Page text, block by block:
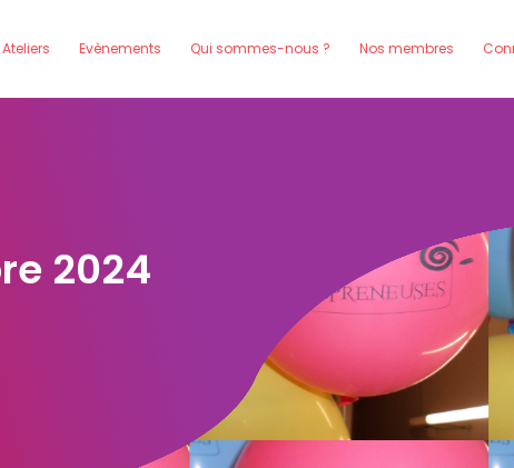
Ateliers Evènements Qui sommes-nous ? Nos membres
2024